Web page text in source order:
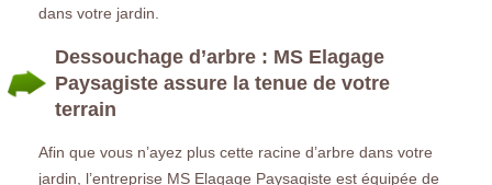
dans votre jardin.
Dessouchage d’arbre : MS Elagage
Paysagiste assure la tenue de votre
terrain
Afin que vous n’ayez plus cette racine d’arbre dans votre
jardin, l’entreprise MS Elagage Paysagiste est équipée de